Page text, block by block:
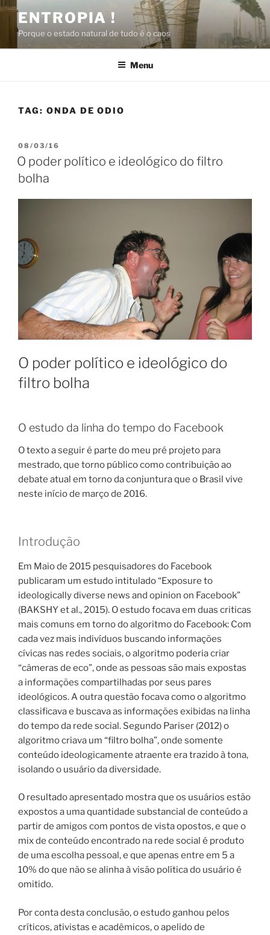
Pular
conteúdo
ENTROPIA !
Porque o estado natural de tudo é o caos
Menu
TAG: ONDA DE ODIO
PUBLICADO
EM
08/03/16
O poder político e ideológico do filtro
bolha
O poder político e ideológico do
filtro bolha
O estudo da linha do tempo do Facebook
O texto a seguir é parte do meu pré projeto para
mestrado, que torno público como contribuição ao
debate atual em torno da conjuntura que o Brasil vive
neste início de março de 2016.
Introdução
Em Maio de 2015 pesquisadores do Facebook
publicaram um estudo intitulado “Exposure to
ideologically diverse news and opinion on Facebook”
(BAKSHY et al., 2015). O estudo focava em duas criticas
mais comuns em torno do algoritmo do Facebook: Com
cada vez mais indivíduos buscando informações
cívicas nas redes sociais, o algoritmo poderia criar
“câmeras de eco”, onde as pessoas são mais expostas
a informações compartilhadas por seus pares
ideológicos. A outra questão focava como o algoritmo
classificava e buscava as informações exibidas na linha
do tempo da rede social. Segundo Pariser (2012) o
algoritmo criava um “filtro bolha”, onde somente
conteúdo ideologicamente atraente era trazido à tona,
isolando o usuário da diversidade.
O resultado apresentado mostra que os usuários estão
expostos a uma quantidade substancial de conteúdo a
partir de amigos com pontos de vista opostos, e que o
mix de conteúdo encontrado na rede social é produto
de uma escolha pessoal, e que apenas entre em 5 a
10% do que não se alinha à visão política do usuário é
omitido.
Por conta desta conclusão, o estudo ganhou pelos
críticos, ativistas e acadêmicos, o apelido de